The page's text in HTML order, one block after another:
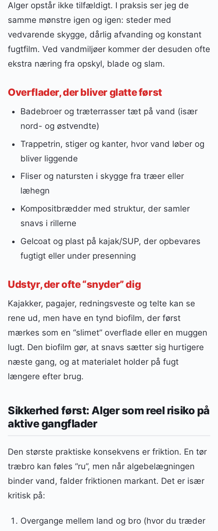
Alger opstår ikke tilfældigt. I praksis ser jeg de
samme mønstre igen og igen: steder med
vedvarende skygge, dårlig afvanding og konstant
fugtfilm. Ved vandmiljøer kommer der desuden ofte
ekstra næring fra opskyl, blade og slam.
Overflader, der bliver glatte først
Badebroer og træterrasser tæt på vand (især
nord- og østvendte)
Trappetrin, stiger og kanter, hvor vand løber og
bliver liggende
Fliser og natursten i skygge fra træer eller
læhegn
Kompositbrædder med struktur, der samler
snavs i rillerne
Gelcoat og plast på kajak/SUP, der opbevares
fugtigt eller under presenning
Udstyr, der ofte “snyder” dig
Kajakker, pagajer, redningsveste og telte kan se
rene ud, men have en tynd biofilm, der først
mærkes som en “slimet” overflade eller en muggen
lugt. Den biofilm gør, at snavs sætter sig hurtigere
næste gang, og at materialet holder på fugt
længere efter brug.
Sikkerhed først: Alger som reel risiko på
aktive gangflader
Den største praktiske konsekvens er friktion. En tør
træbro kan føles “ru”, men når algebelægningen
binder vand, falder friktionen markant. Det er især
kritisk på:
Overgange mellem land og bro (hvor du træder